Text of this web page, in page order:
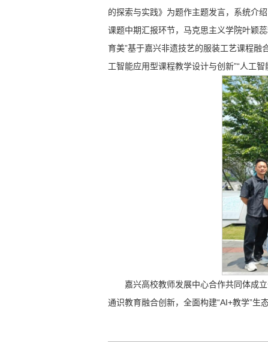
的探索与实践》为题作主题发言，系统介
课题中期汇报环节，马克思主义学院叶颖
育美”基于嘉兴非遗技艺的服装工艺课程融
工智能应用型课程教学设计与创新”“人工
嘉兴高校教师发展中心合作共同体成
通识教育融合创新，全面构建“AI+教学”生